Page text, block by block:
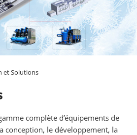
et Solutions
complète d’équipements de
conception, le développement, la